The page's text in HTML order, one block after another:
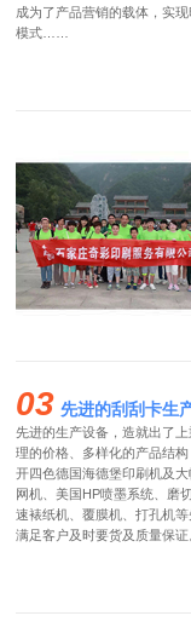
成为了产品营销的载体，实现
模式……
03 先进的刮刮卡生
先进的生产设备，造就出了
理的价格、多样化的产品结构
开四色德国海德堡印刷机及
网机、美国HP喷墨系统、磨
速裱纸机、覆膜机、打孔机
满足客户及时要货及质量保证